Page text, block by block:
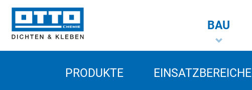
BAU
PRODUKTE EINSATZBEREICHE